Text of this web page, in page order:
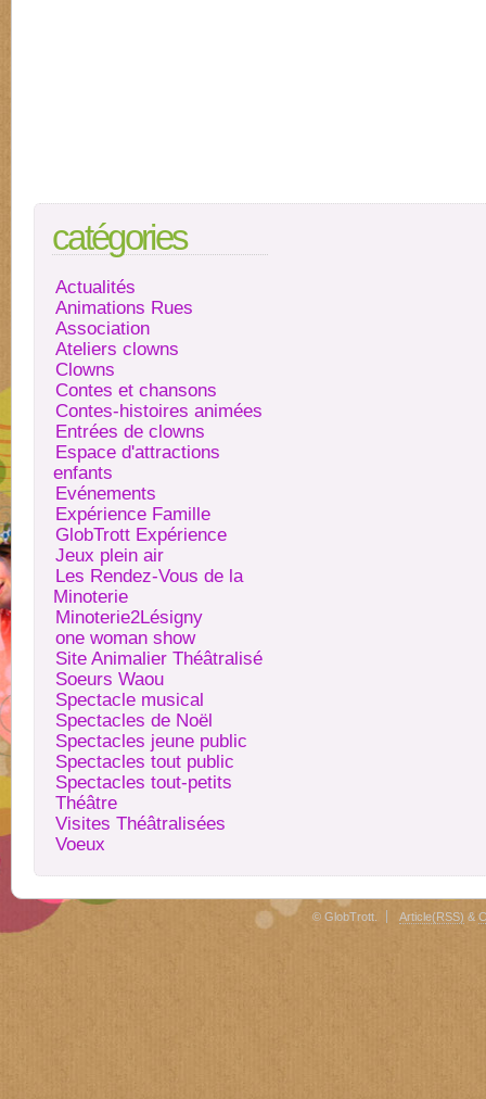
catégories
Actualités
Animations Rues
Association
Ateliers clowns
Clowns
Contes et chansons
Contes-histoires animées
Entrées de clowns
Espace d'attractions
enfants
Evénements
Expérience Famille
GlobTrott Expérience
Jeux plein air
Les Rendez-Vous de la
Minoterie
Minoterie2Lésigny
one woman show
Site Animalier Théâtralisé
Soeurs Waou
Spectacle musical
Spectacles de Noël
Spectacles jeune public
Spectacles tout public
Spectacles tout-petits
Théâtre
Visites Théâtralisées
Voeux
© GlobTrott. Article(RSS) &